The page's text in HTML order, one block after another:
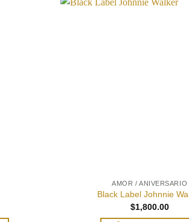
AMOR / ANIVERSARIO
Black Label Johnnie
$1,800.00